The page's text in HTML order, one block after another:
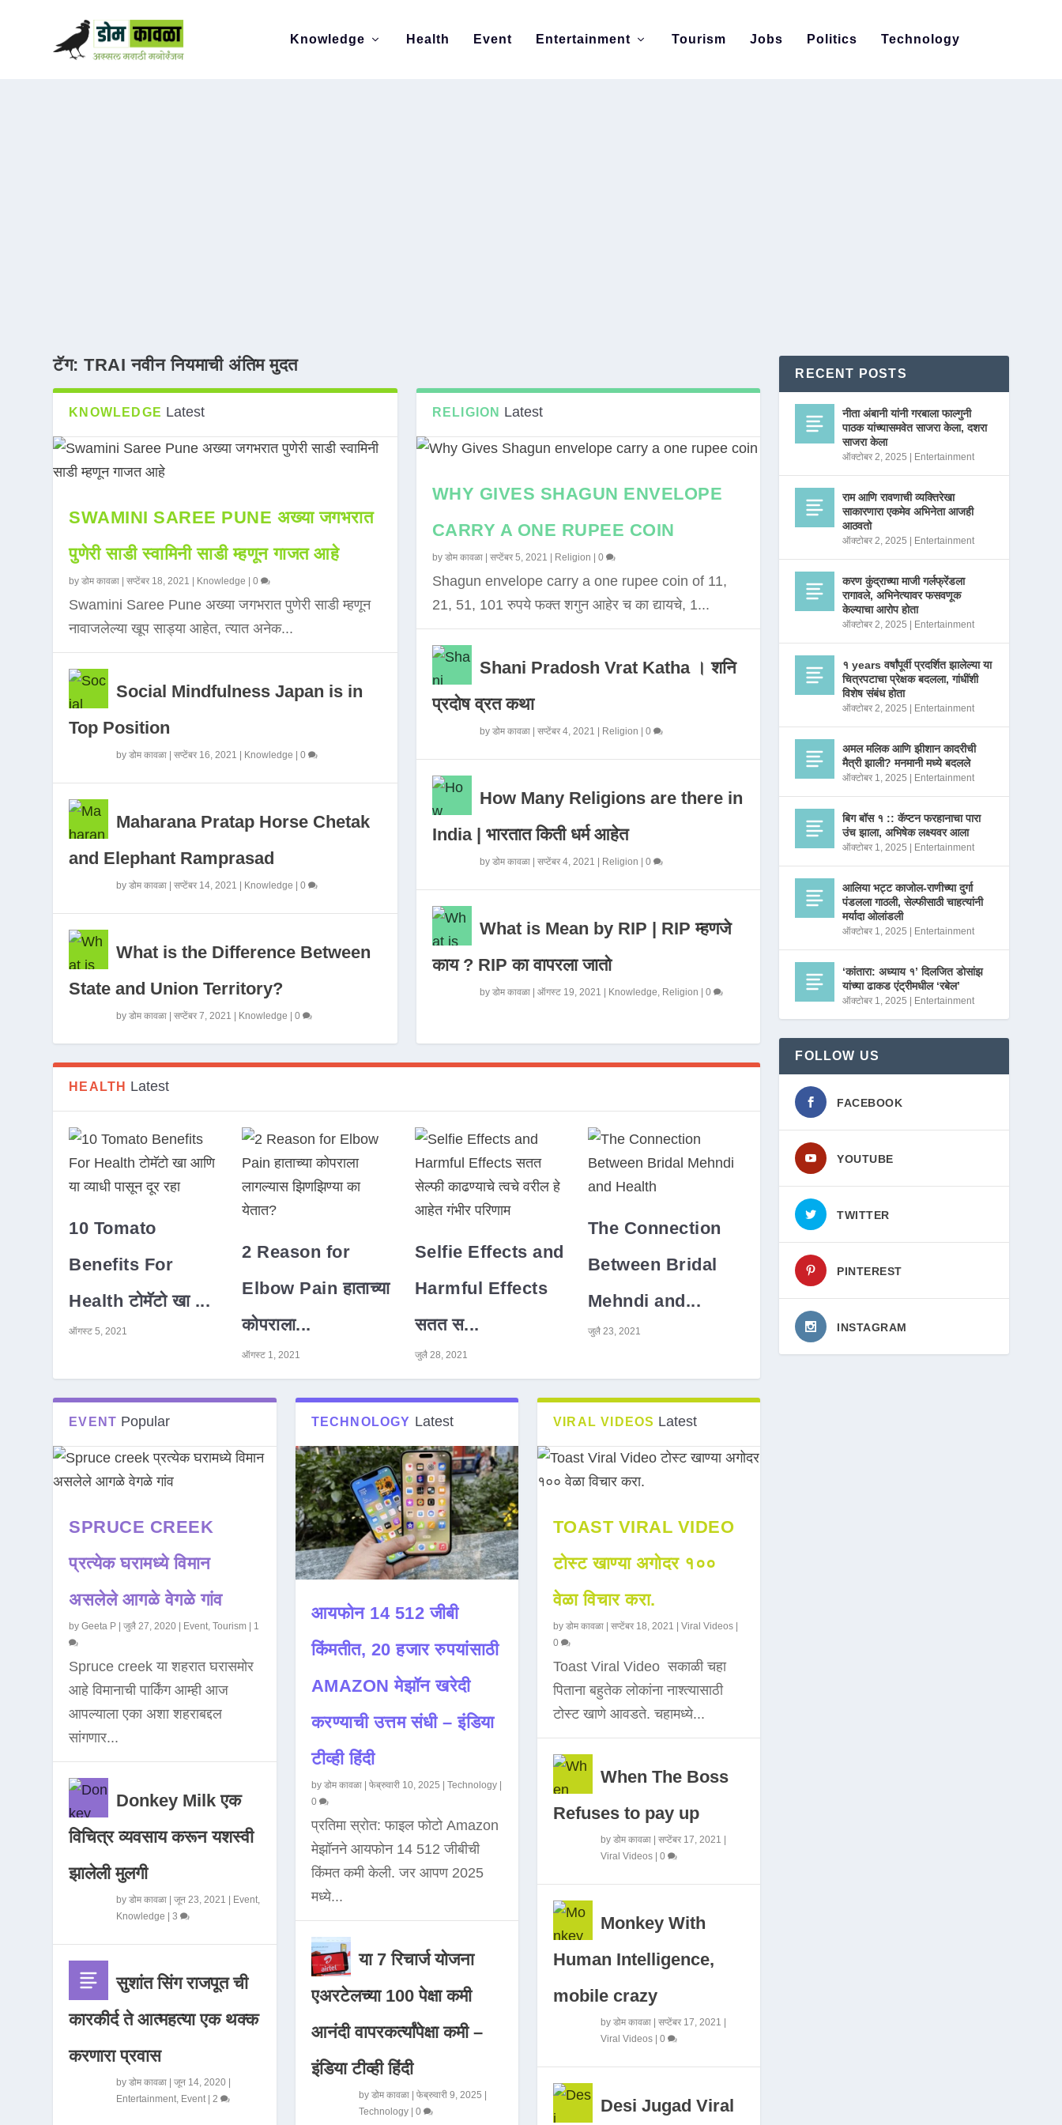
Knowledge Health Event Entertainment Tourism Jobs Politics Technology
टॅग:TRAI नवीन नियमाची अंतिम मुदत
KNOWLEDGE Latest
SWAMINI SAREE PUNE अख्या जगभरात
पुणेरी साडी स्वामिनी साडी म्हणून गाजत आहे
byडोम कावळा |सप्टेंबर 18, 2021 Knowledge |0
Swamini Saree Pune अख्या जगभरात पुणेरी साडी म्हणून
नावाजलेल्या खूप साड्या आहेत, त्यात अनेक...
Social Mindfulness Japan is in
Top Position
byडोम कावळा |सप्टेंबर 16, 2021 Knowledge |0
Maharana Pratap Horse Chetak
and Elephant Ramprasad
byडोम कावळा |सप्टेंबर 14, 2021 Knowledge |0
What is the Difference Between
State and Union Territory?
byडोम कावळा |सप्टेंबर 7, 2021 Knowledge |0
RELIGION Latest
WHY GIVES SHAGUN ENVELOPE
CARRY A ONE RUPEE COIN
by डोम कावळा| सप्टेंबर 5, 2021 Religion 0
Shagun envelope carry a one rupee coin of 11,
21, 51, 101 रुपये फक्त शगुन आहेर च का द्यायचे, 1...
Shani Pradosh Vrat Katha । शनि
प्रदोष व्रत कथा
by डोम कावळा| सप्टेंबर 4, 2021 Religion 0
How Many Religions are there in
India | भारतात किती धर्म आहेत
by डोम कावळा| सप्टेंबर 4, 2021 Religion 0
What is Mean by RIP | RIP म्हणजे
काय ? RIP का वापरला जातो
by डोम कावळा| ऑगस्ट 19, 2021 Knowledge, Religion 0
HEALTH Latest
10 Tomato
Benefits For
Health टोमॅटो खा ...
ऑगस्ट 5, 2021
2 Reason for
Elbow Pain हाताच्या
कोपराला...
ऑगस्ट 1, 2021
Selfie Effects and
Harmful Effects
सतत स...
जुलै 28, 2021
The Connection
Between Bridal
Mehndi and...
जुलै 23, 2021
EVENT Popular
SPRUCE CREEK
प्रत्येक घरामध्ये विमान
असलेले आगळे वेगळे गांव
byGeeta P |जुलै 27, 2020 | Event ,Tourism | 1
Spruce creek या शहरात घरासमोर
आहे विमानाची पार्किंग आम्ही आज
आपल्याला एका अशा शहराबद्दल
सांगणार...
Donkey Milk एक
विचित्र व्यवसाय करून यशस्वी
झालेली मुलगी
byडोम कावळा |जून 23, 2021 | Event
Knowledge |3
सुशांत सिंग राजपूत ची
कारकीर्द ते आत्महत्या एक थक्क
करणारा प्रवास
byडोम कावळा |जून 14, 2020 |
Entertainment Event | 2
TECHNOLOGY Latest
आयफोन 14 512 जीबी
किंमतीत, 20 हजार रुपयांसाठी
AMAZON मेझॉन खरेदी
करण्याची उत्तम संधी – इंडिया
टीव्ही हिंदी
by डोम कावळा| फेब्रुवारी 10, 2025 Technology|
0
प्रतिमा स्रोत: फाइल फोटो Amazon
मेझॉनने आयफोन 14 512 जीबीची
किंमत कमी केली. जर आपण 2025
मध्ये...
या 7 रिचार्ज योजना
एअरटेलच्या 100 पेक्षा कमी
आनंदी वापरकर्त्यांपेक्षा कमी –
इंडिया टीव्ही हिंदी
by डोम कावळा| फेब्रुवारी 9, 2025
Technology| 0
VIRAL VIDEOS Latest
TOAST VIRAL VIDEO
टोस्ट खाण्या अगोदर १००
वेळा विचार करा.
by डोम कावळा| सप्टेंबर 18, 2021 | Viral Videos|
0
Toast Viral Video सकाळी चहा
पिताना बहुतेक लोकांना नाश्त्यासाठी
टोस्ट खाणे आवडते. चहामध्ये...
When The Boss
Refuses to pay up
by डोम कावळा| सप्टेंबर 17, 2021 |
Viral Videos| 0
Monkey With
Human Intelligence,
mobile crazy
by डोम कावळा| सप्टेंबर 17, 2021 |
Viral Videos| 0
Desi Jugad Viral
RECENT POSTS
नीता अंबानी यांनी गरबाला फाल्गुनी
पाठक यांच्यासमवेत साजरा केला, दशरा
साजरा केला
ऑक्टोबर 2, 2025 Entertainment
राम आणि रावणाची व्यक्तिरेखा
साकारणारा एकमेव अभिनेता आजही
आठवतो
ऑक्टोबर 2, 2025 Entertainment
करण कुंद्राच्या माजी गर्लफ्रेंडला
रागावले, अभिनेत्यावर फसवणूक
केल्याचा आरोप होता
ऑक्टोबर 2, 2025 Entertainment
१ years वर्षांपूर्वी प्रदर्शित झालेल्या या
चित्रपटाचा प्रेक्षक बदलला, गांधींशी
विशेष संबंध होता
ऑक्टोबर 2, 2025 Entertainment
अमल मलिक आणि झीशान कादरीची
मैत्री झाली? मनमानी मध्ये बदलले
ऑक्टोबर 1, 2025 Entertainment
बिग बॉस १ :: कॅप्टन फरहानाचा पारा
उंच झाला, अभिषेक लक्ष्यवर आला
ऑक्टोबर 1, 2025 Entertainment
आलिया भट्ट काजोल-राणीच्या दुर्गा
पंडलला गाठली, सेल्फीसाठी चाहत्यांनी
मर्यादा ओलांडली
ऑक्टोबर 1, 2025 Entertainment
‘कांतारा: अध्याय १’ दिलजित डोसांझ
यांच्या ढाकड एंट्रीमधील ‘रबेल’
ऑक्टोबर 1, 2025 Entertainment
FOLLOW US
FACEBOOK
YOUTUBE
TWITTER
PINTEREST
INSTAGRAM